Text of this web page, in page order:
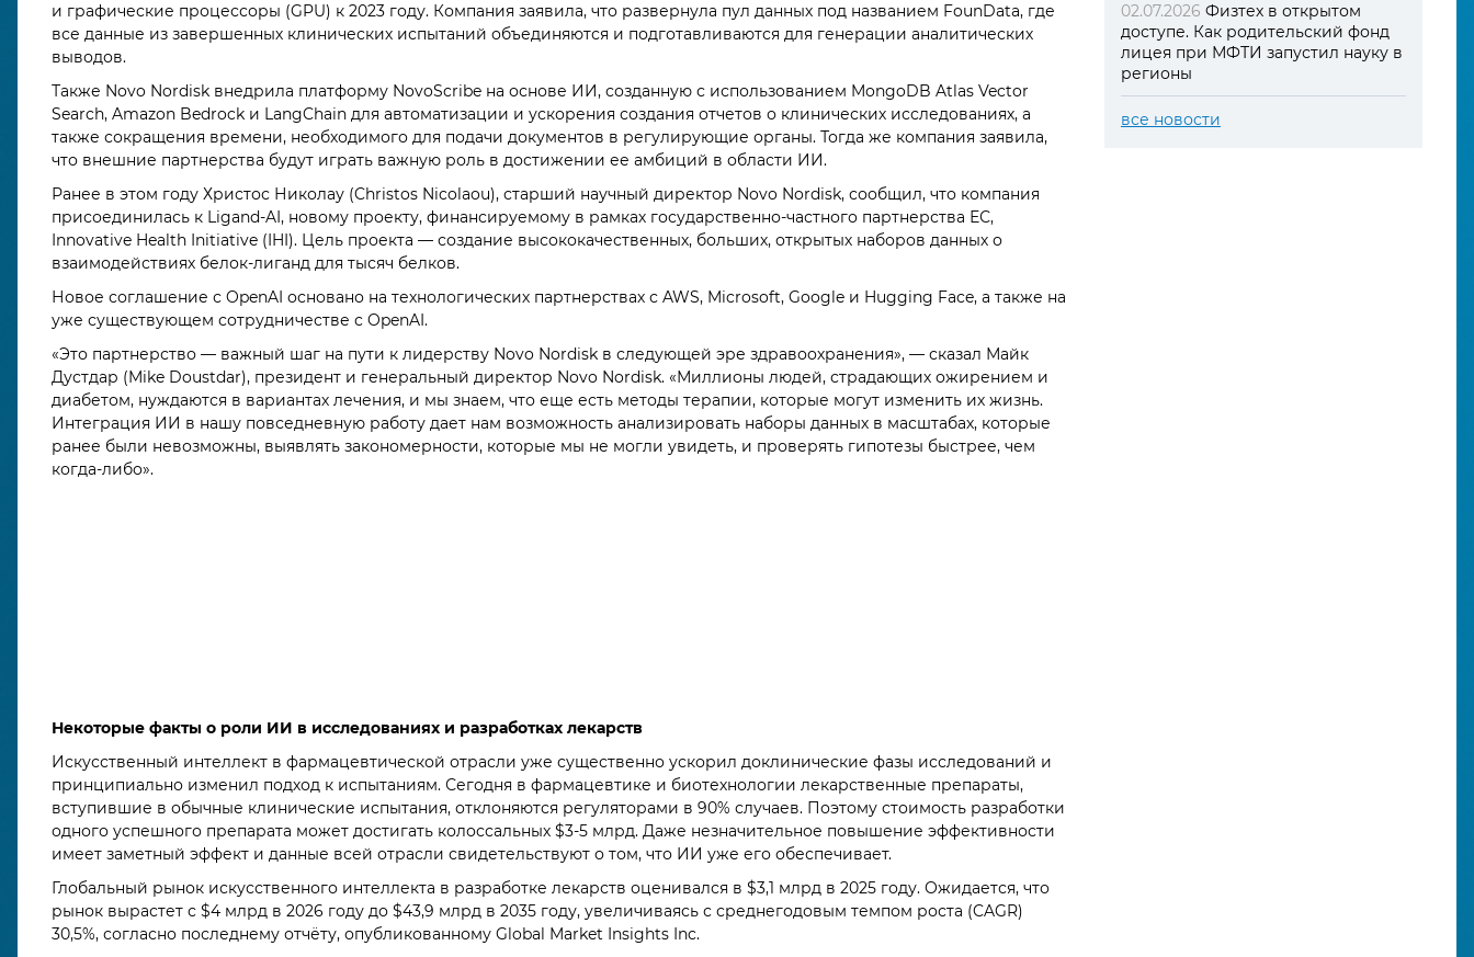
и графические процессоры (GPU) к 2023 году. Компания заявила, что развернула пул данных под названием FounData, где
все данные из завершенных клинических испытаний объединяются и подготавливаются для генерации аналитических
выводов.
Также Novo Nordisk внедрила платформу NovoScribe на основе ИИ, созданную с использованием MongoDB Atlas Vector
Search, Amazon Bedrock и LangChain для автоматизации и ускорения создания отчетов о клинических исследованиях, а
также сокращения времени, необходимого для подачи документов в регулирующие органы. Тогда же компания заявила,
что внешние партнерства будут играть важную роль в достижении ее амбиций в области ИИ.
Ранее в этом году Христос Николау (Christos Nicolaou), старший научный директор Novo Nordisk, сообщил, что компания
присоединилась к Ligand-AI, новому проекту, финансируемому в рамках государственно-частного партнерства ЕС,
Innovative Health Initiative (IHI). Цель проекта — создание высококачественных, больших, открытых наборов данных о
взаимодействиях белок-лиганд для тысяч белков.
Новое соглашение с OpenAI основано на технологических партнерствах с AWS, Microsoft, Google и Hugging Face, а также на
уже существующем сотрудничестве с OpenAI.
«Это партнерство — важный шаг на пути к лидерству Novo Nordisk в следующей эре здравоохранения», — сказал Майк
Дустдар (Mike Doustdar), президент и генеральный директор Novo Nordisk. «Миллионы людей, страдающих ожирением и
диабетом, нуждаются в вариантах лечения, и мы знаем, что еще есть методы терапии, которые могут изменить их жизнь.
Интеграция ИИ в нашу повседневную работу дает нам возможность анализировать наборы данных в масштабах, которые
ранее были невозможны, выявлять закономерности, которые мы не могли увидеть, и проверять гипотезы быстрее, чем
когда-либо».
Некоторые факты о роли ИИ в исследованиях и разработках лекарств
Искусственный интеллект в фармацевтической отрасли уже существенно ускорил доклинические фазы исследований и
принципиально изменил подход к испытаниям. Сегодня в фармацевтике и биотехнологии лекарственные препараты,
вступившие в обычные клинические испытания, отклоняются регуляторами в 90% случаев. Поэтому стоимость разработки
одного успешного препарата может достигать колоссальных $3-5 млрд. Даже незначительное повышение эффективности
имеет заметный эффект и данные всей отрасли свидетельствуют о том, что ИИ уже его обеспечивает.
Глобальный рынок искусственного интеллекта в разработке лекарств оценивался в $3,1 млрд в 2025 году. Ожидается, что
рынок вырастет с $4 млрд в 2026 году до $43,9 млрд в 2035 году, увеличиваясь с среднегодовым темпом роста (CAGR)
30,5%, согласно последнему отчёту, опубликованному Global Market Insights Inc.
02.07.2026 Физтех в открытом
доступе. Как родительский фонд
лицея при МФТИ запустил науку в
регионы
все новости